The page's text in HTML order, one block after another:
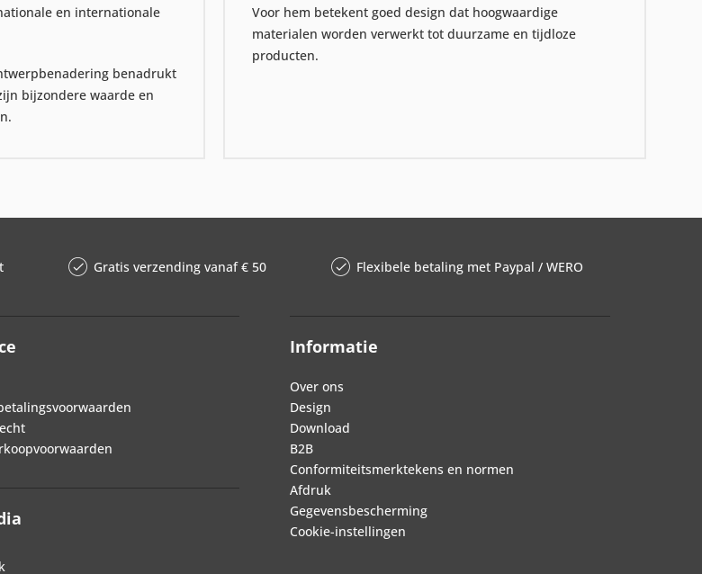
en internationale
benadrukt
bijzondere waarde en
Voor hem betekent goed design dat hoogwaardige
materialen worden verwerkt tot duurzame en tijdloze
producten.
Gratis verzending vanaf € 50 Flexibele betaling met Paypal / WERO
Informatie
Over ons
Design
Download
B2B
Conformiteitsmerktekens en normen
Afdruk
Gegevensbescherming
Cookie-instellingen